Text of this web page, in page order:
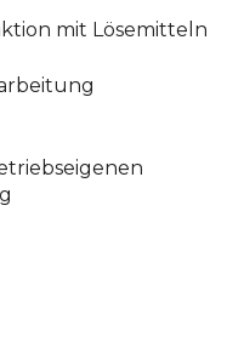
mit Lösemitteln